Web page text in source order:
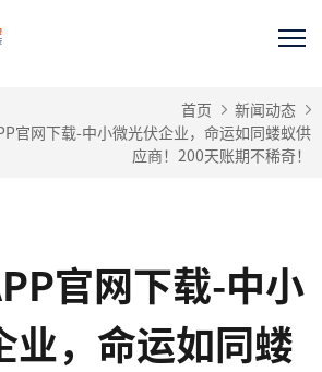
首页
新闻动态
官网下载-中小微光伏企业，命运如同蝼蚁供
应商！200天账期不稀奇！
官网下载-中小
业，命运如同蝼